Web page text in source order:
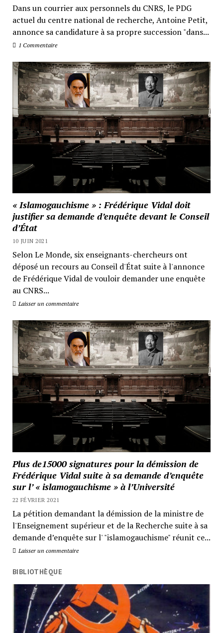
Dans un courrier aux personnels du CNRS, le PDG
actuel du centre national de recherche, Antoine Petit,
annonce sa candidature à sa propre succession "dans...
1 Commentaire
« Islamogauchisme » : Frédérique Vidal doit
justifier sa demande d’enquête devant le Conseil
d’État
10 JUIN 2021
Selon Le Monde, six enseignants-chercheurs ont
déposé un recours au Conseil d'État suite à l'annonce
de Frédérique Vidal de vouloir demander une enquête
au CNRS...
Laisser un commentaire
Plus de15000 signatures pour la démission de
Frédérique Vidal suite à sa demande d’enquête
sur l’ « islamogauchisme » à l’Université
22 FÉVRIER 2021
La pétition demandant la démission de la ministre de
l'Enseignement supérieur et de la Recherche suite à sa
demande d’enquête sur l' "islamogauchisme" réunit ce...
Laisser un commentaire
BIBLIOTHÈQUE